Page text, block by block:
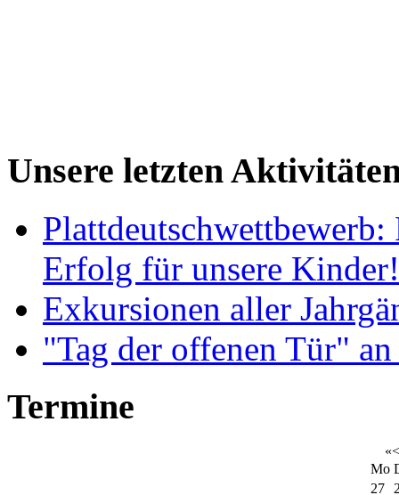
Unsere letzten
Erfolg für unsere Kinder!
Exkursionen aller
"Tag der offenen Tür"
Termine
«<
Mo
27